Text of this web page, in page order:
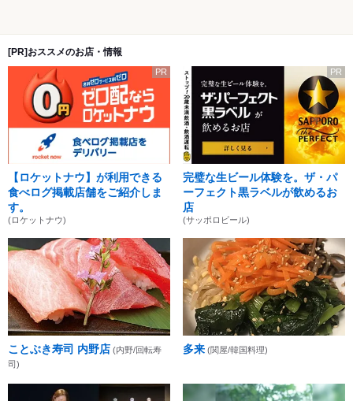
[PR]おススメのお店・情報
PR
【ロケットナウ】が利用できる
食べログ掲載店舗をご紹介しま
す。
(ロケットナウ)
PR
完璧な生ビール体験を。ザ・パ
ーフェクト黒ラベルが飲めるお
店
(サッポロビール)
ことぶき寿司 内野店 (内野/回転寿
司)
多来 (関屋/韓国料理)